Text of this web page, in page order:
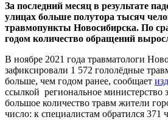
За последний месяц в результате
улицах больше полутора тысяч
травмопункты Новосибирска. По
годом количество обращений
В ноябре 2021 года травматологи
зафиксировали 1 572 гололёдные
больше, чем годом ранее, сообщает
ссылкой региональное министерство
большое количество травм жители
число: к специалистам обратился 371